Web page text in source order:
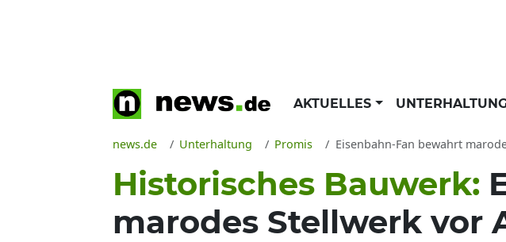
AKTUELLES
news.de Unterhaltung Promis Eisenbahn-Fan bewahrt
Historisches Bauwerk:
marodes Stellwerk vor